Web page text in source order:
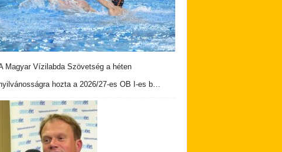
Magyar Vízilabda Szövetség a héten
hozta a 2026/27-es OB I-es b…